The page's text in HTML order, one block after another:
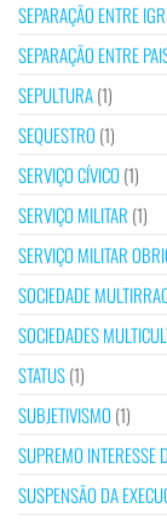
SEPARAÇÃO ENTRE
SEPARAÇÃO ENTRE
SEPULTURA(1)
SEQUESTRO (1)
SERVIÇO CÍVICO (1)
SERVIÇO MILITAR (1)
SERVIÇO MILITAR
SOCIEDADE
SOCIEDADES
STATUS(1)
SUBJETIVISMO (1)
SUPREMO INTERESSE
SUSPENSÃO DA